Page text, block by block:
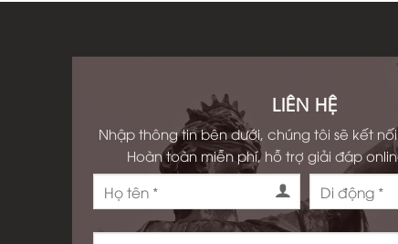
LIÊN HỆ
Nhập thông tin bên dưới, chúng tôi sẽ kết
Hoàn toàn miễn phí, hỗ trợ giải đáp